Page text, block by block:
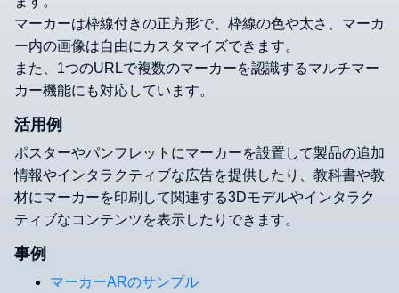
マーカーは枠線付きの正方形で、枠線の色や太さ、マーカ
ー内の画像は自由にカスタマイズできます。
また、1つのURLで複数のマーカーを認識するマルチマー
カー機能にも対応しています。
活用例
ポスターやパンフレットにマーカーを設置して製品の追加
情報やインタラクティブな広告を提供したり、教科書や教
材にマーカーを印刷して関連する3Dモデルやインタラク
ティブなコンテンツを表示したりできます。
事例
マーカーARのサンプル